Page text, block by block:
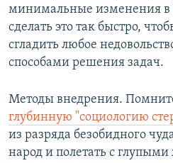
минимальные изменения в
сделать это так быстро,
сгладить любое
способами решения задач.
Методы внедрения.
глубинную "социологию
из разряда безобидного
народ и полетать с